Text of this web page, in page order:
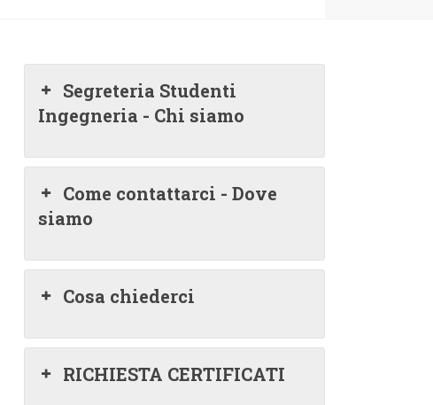
Segreteria Studenti
Ingegneria - Chi siamo
Come contattarci - Dove
siamo
Cosa chiederci
RICHIESTA CERTIFICATI